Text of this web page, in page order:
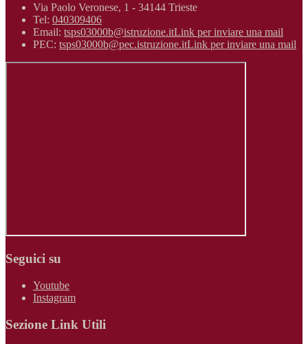
Via Paolo Veronese, 1 - 34144 Trieste
Tel: 040309406
Email: tsps03000b@istruzione.itLink per inviare una mail
PEC: tsps03000b@pec.istruzione.itLink per inviare una mail
Seguici su
Youtube
Instagram
Sezione Link Utili